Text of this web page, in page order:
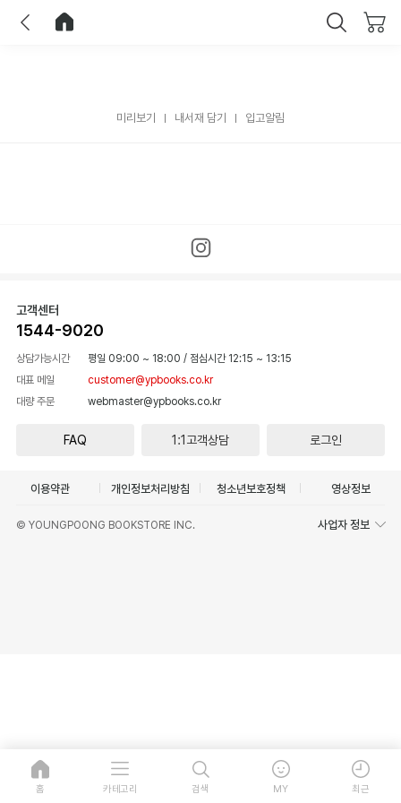
미리보기 내서재 담기 입고알림
고객센터
1544-9020
상담가능시간 평일 09:00 ~ 18:00 / 점심시간 12:15 ~ 13:15
대표 메일
customer@ypbooks.co.kr
대량 주문
webmaster@ypbooks.co.kr
FAQ 1:1고객상담 로그인
이용약관 개인정보처리방침 청소년보호정책 영상정보
© YOUNGPOONG BOOKSTORE INC. 사업자 정보
홈 카테고리 검색 MY 최근